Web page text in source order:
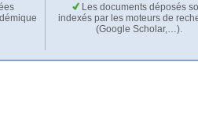
Les documents déposés
indexés par les moteurs de
(Google Scholar,…).